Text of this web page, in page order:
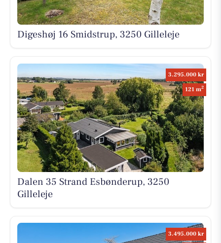
Digeshøj 16 Smidstrup, 3250 Gilleleje
3.295.000 kr
121 m2
Dalen 35 Strand Esbønderup, 3250
Gilleleje
3.495.000 kr